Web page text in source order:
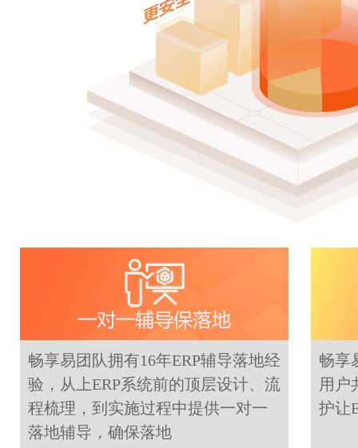
畅享易团队拥有16年ERP辅导落地经
验，从上ERP系统前的顶层设计、流
程梳理，到实施过程中提供一对一
落地辅导，确保落地
畅享
用户
护让